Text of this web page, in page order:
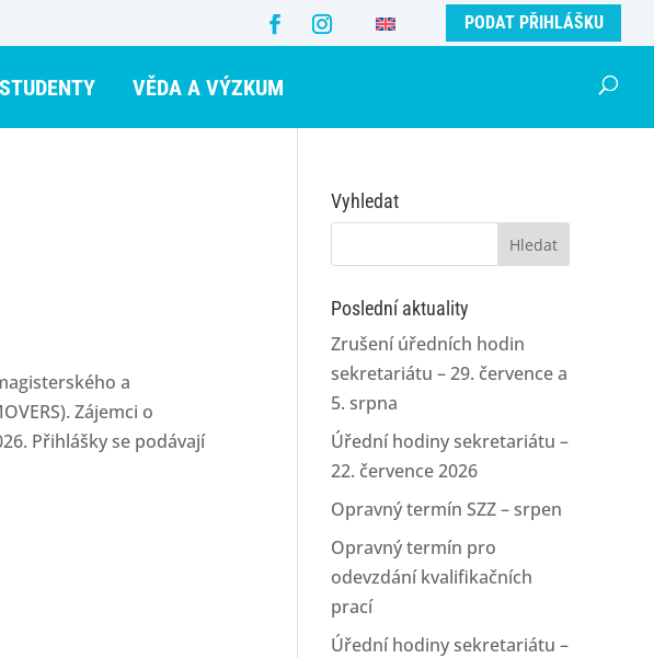
PODAT PŘIHLÁŠKU
VĚDA A VÝZKUM
a
Zájemci o
Přihlášky se podávají
Vyhledat
Poslední aktuality
Zrušení úředních hodin
sekretariátu – 29. července a
5. srpna
Úřední hodiny sekretariátu –
22. července 2026
Opravný termín SZZ – srpen
Opravný termín pro
odevzdání kvalifikačních
prací
Úřední hodiny sekretariátu –